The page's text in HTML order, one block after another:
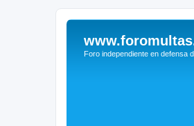
Foro independiente en defensa